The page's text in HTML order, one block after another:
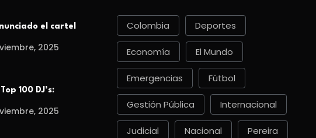
el cartel
2025
100 DJ’s:
2025
Colombia Deportes
Economía El Mundo
Emergencias Fútbol
Gestión Pública Internacional
Judicial Nacional Pereira